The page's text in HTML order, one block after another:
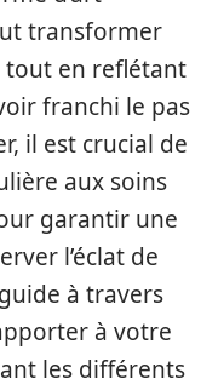
transformer
tout en reflétant
franchi le pas
il est crucial de
aux soins
garantir une
l’éclat de
à travers
à votre
les différents